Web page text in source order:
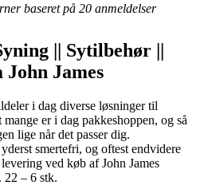
baseret på 20 anmeldelser
|| Sytilbehør ||
John James
i dag diverse løsninger til
er i dag pakkeshoppen, og så
lige når det passer dig.
smertefri, og oftest endvidere
ved køb af John James
22 – 6 stk.